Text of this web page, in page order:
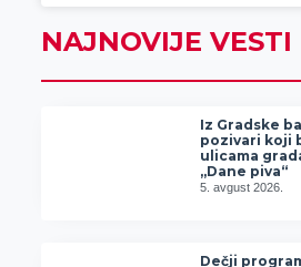
NAJNOVIJE VESTI
Iz Gradske
pozivari koji
ulicama
„Dane piva“
5. avgust 2026.
Dečji